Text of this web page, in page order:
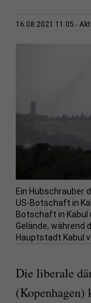
16.08.2021 11:05
Ein Hubschrauber
US-Botschaft in
Botschaft in Kabul
Gelände, während
Hauptstadt Kabul
Die liberale